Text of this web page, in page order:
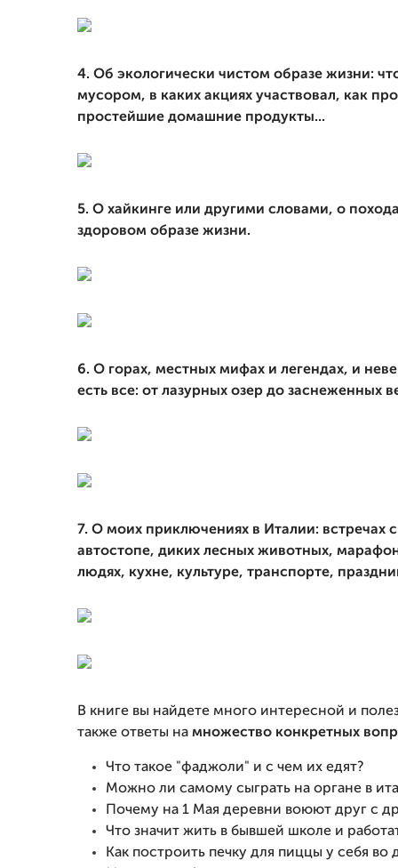
4. Об экологически чистом образе жизни:
мусором, в каких акциях участвовал, как
простейшие домашние продукты...
5. О хайкинге или другими словами, о
здоровом образе жизни.
6. О горах, местных мифах и легендах, и
есть все: от лазурных озер до заснеженных
7. О моих приключениях в Италии: встречах
автостопе, диких лесных животных,
людях, кухне, культуре, транспорте,
В книге вы найдете много интересной и
также ответы на множество конкретных
Что такое "фаджоли" и с чем их едят?
Можно ли самому сыграть на органе в
Почему на 1 Мая деревни воюют друг с
Что значит жить в бывшей школе и
Как построить печку для пиццы у себя во